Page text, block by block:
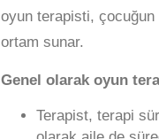
oyun terapisti, çocuğun
ortam sunar.
Genel olarak oyun
Terapist, terapi